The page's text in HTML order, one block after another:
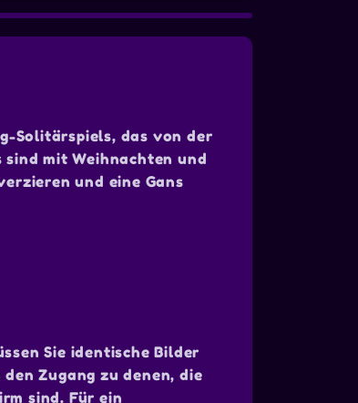
Solitärspiels, das von der
sind mit Weihnachten und
und eine Gans
Sie identische Bilder
Zugang zu denen, die
sind. Für ein